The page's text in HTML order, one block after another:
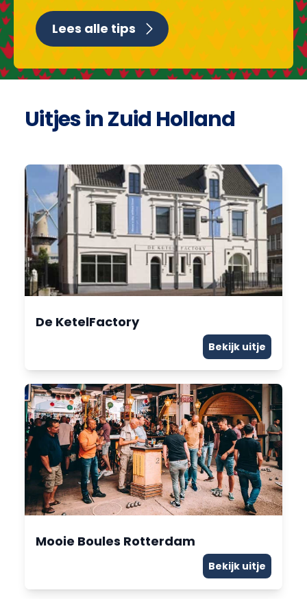
Lees alle tips
Uitjes in Zuid Holland
De KetelFactory
Bekijk uitje
Mooie Boules Rotterdam
Bekijk uitje